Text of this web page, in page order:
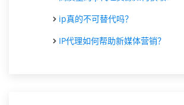
ip真的不可替代吗？
IP代理如何帮助新媒体营销？